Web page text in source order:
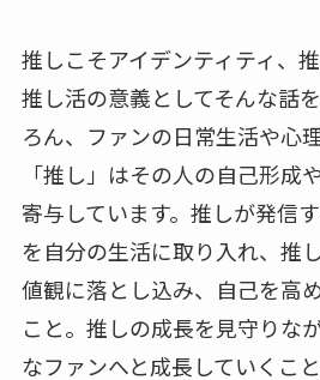
推しこそアイデンティティ、
推し活の意義としてそんな話
ろん、ファンの日常生活や心
「推し」はその人の自己形成
寄与しています。推しが発信
を自分の生活に取り入れ、推
値観に落とし込み、自己を高
こと。推しの成長を見守りな
なファンへと成長していくこ